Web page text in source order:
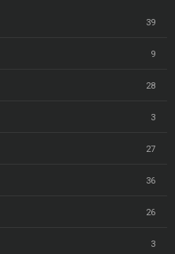
39
9
28
3
27
36
26
3